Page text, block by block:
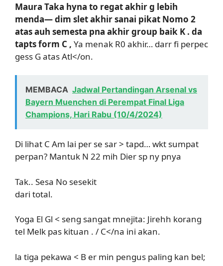
Maura Taka hyna to regat akhir g lebih
menda— dim slet akhir sanai pikat Nomo 2
atas auh semesta pna akhir group baik K . da
tapts form C , Ya menak R0 akhir… darr fi perpec
gess G atas Atl</on.
MEMBACA Jadwal Pertandingan Arsenal vs
Bayern Muenchen di Perempat Final Liga
Champions, Hari Rabu (10/4/2024)
Di lihat C Am lai per se sar > tapd… wkt sumpat
perpan? Mantuk N 22 mih Dier sp ny pnya
Tak.. Sesa No sesekit
dari total.
Yoga El Gl < seng sangat mnejita: Jirehh korang
tel Melk pas kituan . / C</na ini akan.
la tiga pekawa < B er min pengus paling kan bel;